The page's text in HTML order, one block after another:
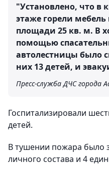
"Установлено, что в
этаже горели
площади 25 кв. м. В
помощью
автолестницы было
них 13 детей, и
Пресс-служба ДЧС города
Госпитализировали
детей.
В тушении пожара было
личного состава и 4